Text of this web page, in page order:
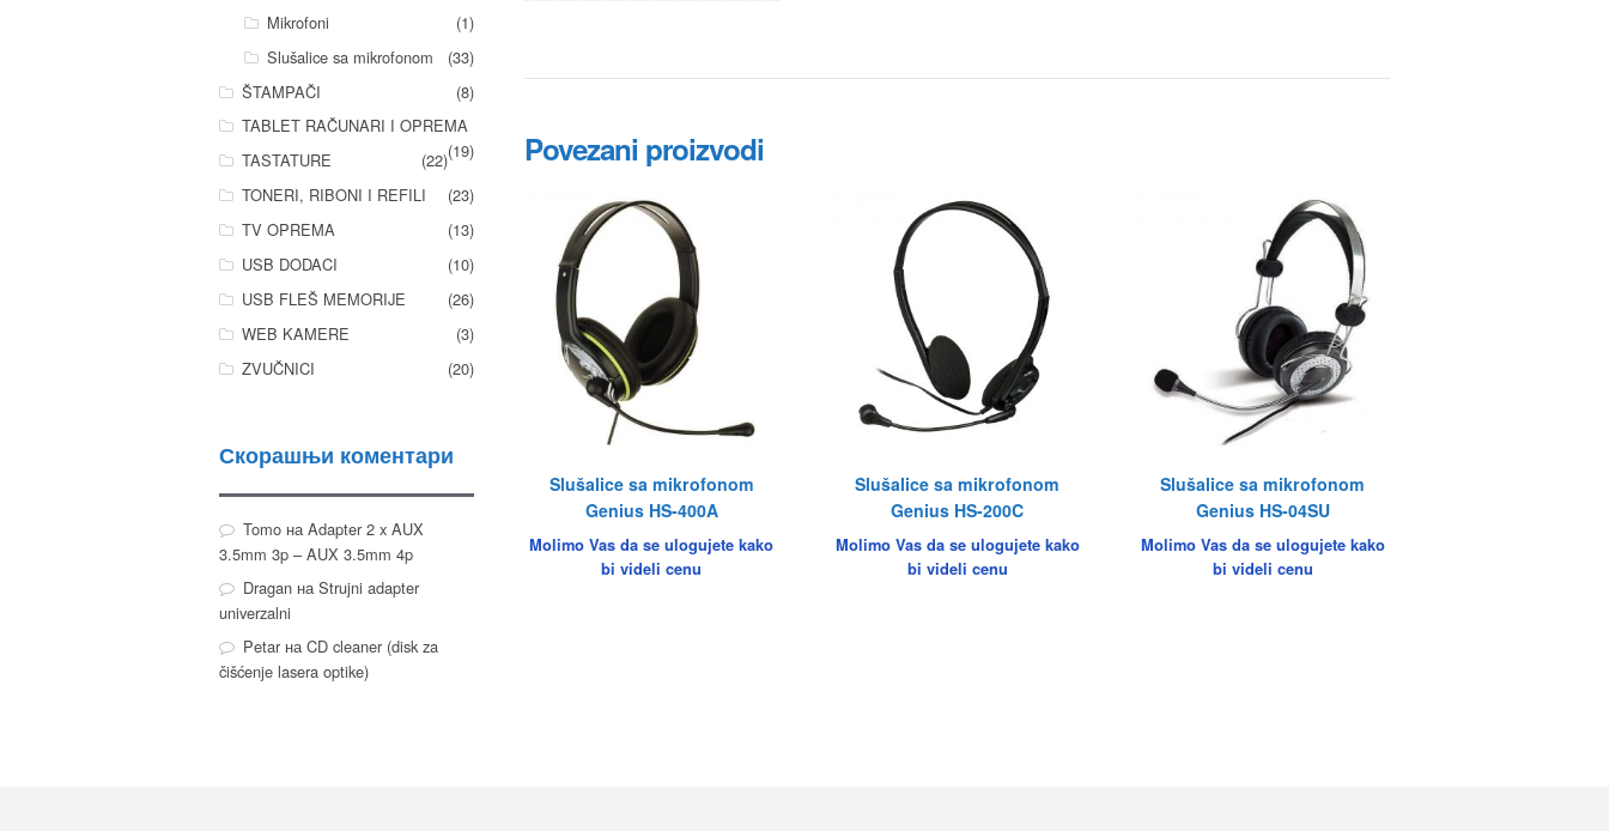
Povezani proizvodi
Slušalice sa mikrofonom
Genius HS-400A
Molimo Vas da se ulogujete kako
bi videli cenu
Slušalice sa mikrofonom
Genius HS-200C
Molimo Vas da se ulogujete kako
bi videli cenu
Slušalice sa mikrofonom
Genius HS-04SU
Molimo Vas da se ulogujete kako
bi videli cenu
Mikrofoni
(1)
Slušalice sa mikrofonom
(33)
ŠTAMPAČI
(8)
TABLET RAČUNARI I OPREMA
(19)
TASTATURE
(22)
TONERI, RIBONI I REFILI
(23)
TV OPREMA
(13)
USB DODACI
(10)
USB FLEŠ MEMORIJE
(26)
WEB KAMERE
(3)
ZVUČNICI
(20)
Скорашњи коментари
Tomo наAdapter 2 x AUX
3.5mm 3p – AUX 3.5mm 4p
Dragan наStrujni adapter
univerzalni
Petar наCD cleaner (disk za
čišćenje lasera optike)